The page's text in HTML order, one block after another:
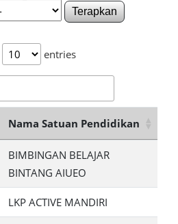
Terapkan
entries
Nama Satuan Pendidikan
BIMBINGAN BELAJAR
BINTANG AIUEO
LKP ACTIVE MANDIRI